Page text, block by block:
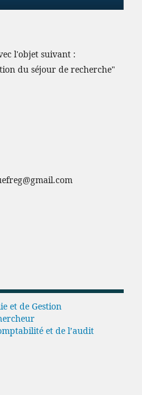
l'objet suivant :
du séjour de recherche"
et de Gestion
et de l’audit